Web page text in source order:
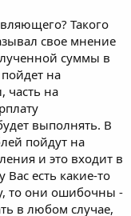
Такого
свое мнение
суммы в
на
часть на
выполнять. В
пойдут на
и это входит в
Вас есть какие-то
то они ошибочны -
в любом случае,